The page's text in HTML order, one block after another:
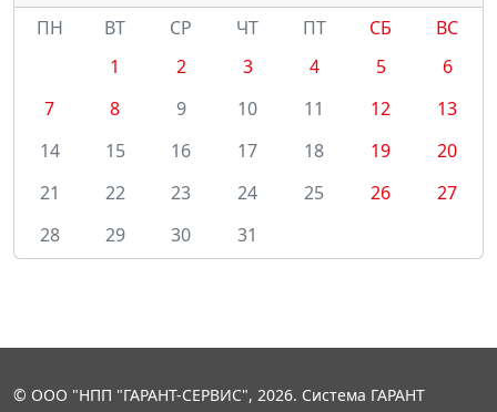
ПН
ВТ СР ЧТ ПТ СБ
ВС
1
2 3 4 5
6
7
8 9 10 11 12
13
14
15 16 17 18 19
20
21
22 23 24 25 26
27
28
29 30 31
© ООО "НПП "ГАРАНТ-СЕРВИС", 2026. Система ГАРАНТ